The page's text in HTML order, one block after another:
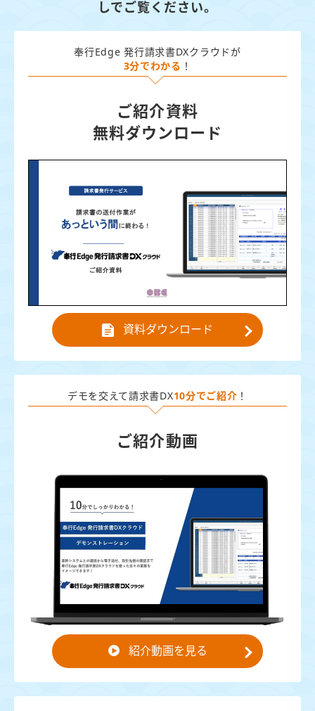
しでご覧ください。
奉行Edge 発行請求書DXクラウドが
3分でわかる ！
ご紹介資料
無料ダウンロード
資料ダウンロード
デモを交えて請求書DX10分でご紹介 ！
ご紹介動画
紹介動画を見る